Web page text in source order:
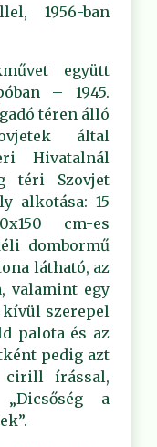
1956-ban
együtt
– 1945.
téren álló
által
Hivatalnál
téri Szovjet
alkotása: 15
cm-es
dombormű
látható, az
valamint egy
kívül szerepel
palota és az
pedig azt
cirill írással,
a